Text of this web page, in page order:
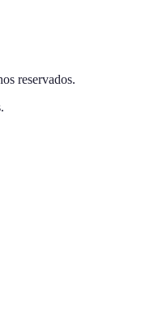
reservados.